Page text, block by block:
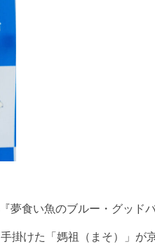
夢食い魚のブルー・グッド
掛けた「媽祖（まそ）」が